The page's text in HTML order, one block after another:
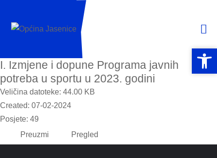
I. Izmjene i dopune Programa javnih
potreba u sportu u 2023. godini
Veličina datoteke: 44.00 KB
Created: 07-02-2024
Posjete: 49
Preuzmi
Pregled